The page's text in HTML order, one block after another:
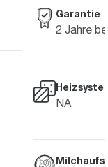
Garantie
2 Jahre
NA